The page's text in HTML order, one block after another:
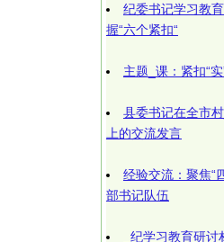
纪委书记学习教
握“六个紧扣“
主题_课：紧扣“
县委书记在全市
上的交流发言
经验交流：聚焦“
部书记队伍
_纪学习教育研讨